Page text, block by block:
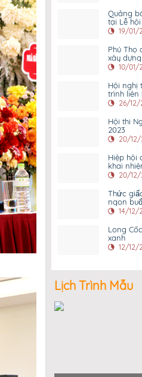
Quảng
tại Lễ
19/01/
Phú Thọ
xây
khách10/01/
Hội nghị
trình liên
triển du
Chí Minh
26/12/
Hội thi
2023
20/12/
Hiệp hội
khai
20/12/
Thức
ngon
Phú Thọ.
14/12/
Long
xanh
12/12/
Lịch Trình Mẫu